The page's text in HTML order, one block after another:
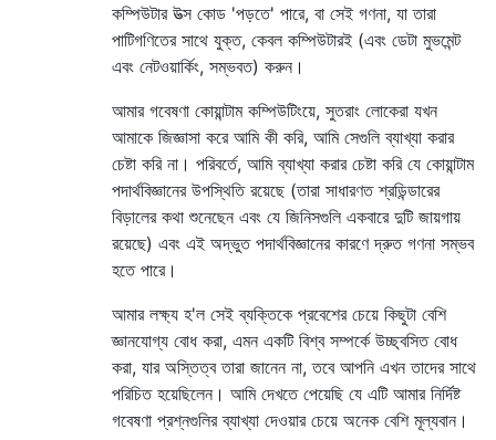
কম্পিউটার উত্স কোড 'পড়তে' পারে, বা সেই গণনা, যা তারা
পাটিগণিতের সাথে যুক্ত, কেবল কম্পিউটারই (এবং ডেটা মুভমেন্ট
এবং নেটওয়ার্কিং, সম্ভবত) করুন।
আমার গবেষণা কোয়ান্টাম কম্পিউটিংয়ে, সুতরাং লোকেরা যখন
আমাকে জিজ্ঞাসা করে আমি কী করি, আমি সেগুলি ব্যাখ্যা করার
চেষ্টা করি না। পরিবর্তে, আমি ব্যাখ্যা করার চেষ্টা করি যে কোয়ান্টাম
পদার্থবিজ্ঞানের উপস্থিতি রয়েছে (তারা সাধারণত শ্রডিন্ডারের
বিড়ালের কথা শুনেছেন এবং যে জিনিসগুলি একবারে দুটি জায়গায়
রয়েছে) এবং এই অদ্ভুত পদার্থবিজ্ঞানের কারণে দ্রুত গণনা সম্ভব
হতে পারে।
আমার লক্ষ্য হ'ল সেই ব্যক্তিকে প্রবেশের চেয়ে কিছুটা বেশি
জ্ঞানযোগ্য বোধ করা, এমন একটি বিশ্ব সম্পর্কে উচ্ছ্বসিত বোধ
করা, যার অস্তিত্ব তারা জানেন না, তবে আপনি এখন তাদের সাথে
পরিচিত হয়েছিলেন। আমি দেখতে পেয়েছি যে এটি আমার নির্দিষ্ট
গবেষণা প্রশ্নগুলির ব্যাখ্যা দেওয়ার চেয়ে অনেক বেশি মূল্যবান।